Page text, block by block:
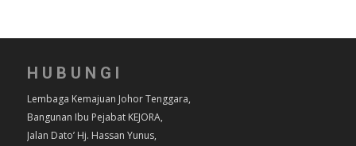
HUBUNGI
Lembaga Kemajuan Johor Tenggara,
Bangunan Ibu Pejabat KEJORA,
Jalan Dato’ Hj. Hassan Yunus,